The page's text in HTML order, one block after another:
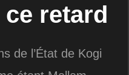
ce retard
de l’État de Kogi